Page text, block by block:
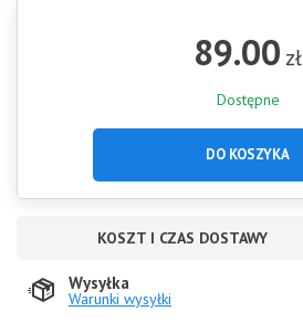
89.00 zł
Dostępne
DO KOSZYKA
KOSZT I CZAS DOSTAWY
Wysyłka
Warunki wysyłki